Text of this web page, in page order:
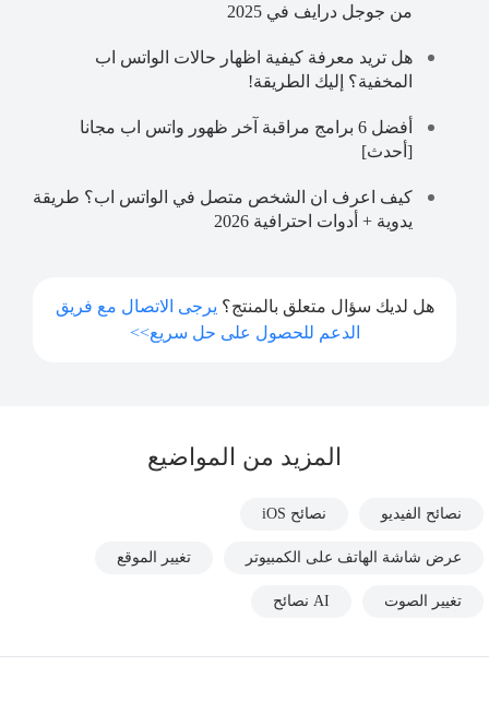
من جوجل درايف في 2025
هل تريد معرفة كيفية اظهار حالات الواتس اب
المخفية؟ إليك الطريقة!
أفضل 6 برامج مراقبة آخر ظهور واتس اب مجانا
[أحدث]
كيف اعرف ان الشخص متصل في الواتس اب؟ طريقة
يدوية + أدوات احترافية 2026
هل لديك سؤال متعلق بالمنتج؟ يرجى الاتصال مع فريق
الدعم للحصول على حل سريع>>
المزيد من المواضيع
نصائح الفيديو نصائح iOS
عرض شاشة الهاتف على الكمبيوتر تغيير الموقع
تغيير الصوت AI نصائح